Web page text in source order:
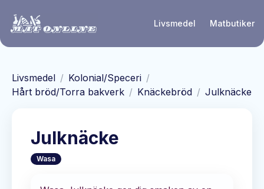
Livsmedel Matbutiker
Livsmedel / Kolonial/Speceri /
Hårt bröd/Torra bakverk / Knäckebröd / Julknäcke
Julknäcke
Wasa